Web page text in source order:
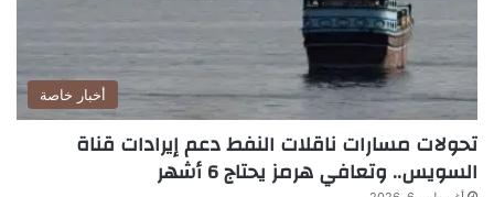
أخبار خاصة
تحولات مسارات ناقلات النفط دعم إيرادات قناة
السويس.. وتعافي هرمز يحتاج 6 أشهر